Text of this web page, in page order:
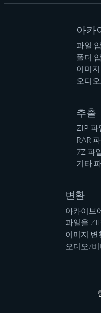
아카
파일
폴더
이미
오디
추출
ZIP 파
RAR
7Z 파
기타
변환
아카이브
파일을
이미지 변
오디오/